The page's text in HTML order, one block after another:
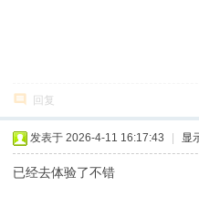
回复
发表于 2026-4-11 16:17:43 显
已经去体验了不错